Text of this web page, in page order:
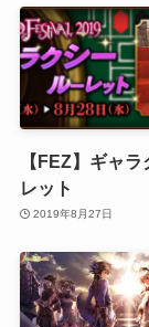
【FEZ】ギャ
レット
2019年8月27日